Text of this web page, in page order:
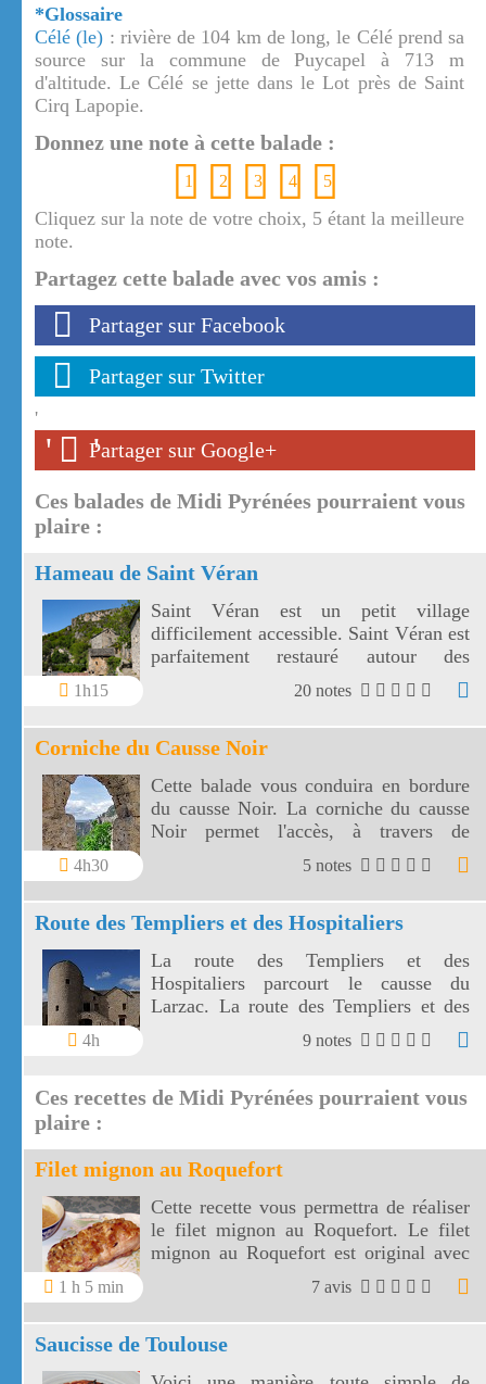
*Glossaire
Célé (le) : rivière de 104 km de long, le Célé prend sa
source sur la commune de Puycapel à 713 m
d'altitude. Le Célé se jette dans le Lot près de Saint
Cirq Lapopie.
Donnez une note à cette balade :
1 2 3 4 5
Cliquez sur la note de votre choix, 5 étant la meilleure
note.
Partagez cette balade avec vos amis :
Partager sur Facebook
Partager sur Twitter
'
' '
Partager sur Google+
Ces balades de Midi Pyrénées pourraient vous
plaire :
Hameau de Saint Véran
1h15
Saint Véran est un petit village
difficilement accessible. Saint Véran est
parfaitement restauré autour des
vestiges de son château.
20 notes
Corniche du Causse Noir
4h30
Cette balade vous conduira en bordure
du causse Noir. La corniche du causse
Noir permet l'accès, à travers de
somptueux paysages, à l'ermitage Saint
5 notes
Route des Templiers et des Hospitaliers
4h
La route des Templiers et des
Hospitaliers parcourt le causse du
Larzac. La route des Templiers et des
Hospitaliers amènera vers 5 sites
fortifiés parfaitement conservés.
9 notes
Ces recettes de Midi Pyrénées pourraient vous
plaire :
Filet mignon au Roquefort
1 h 5 min
Cette recette vous permettra de réaliser
le filet mignon au Roquefort. Le filet
mignon au Roquefort est original avec
ce fromage renommé.
7 avis
Saucisse de Toulouse